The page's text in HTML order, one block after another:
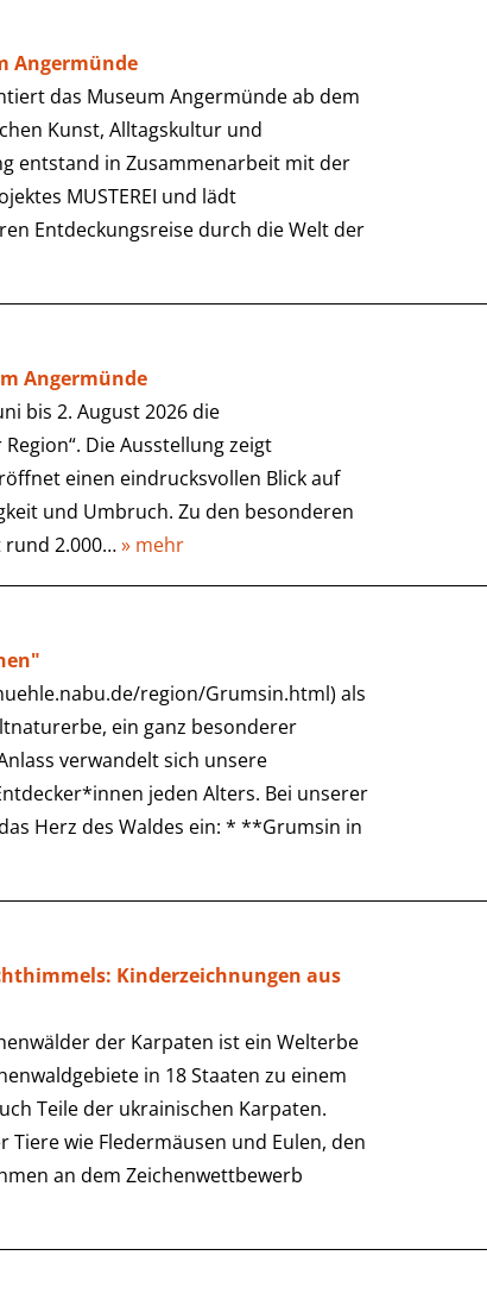
Angermünde
das Museum Angermünde ab dem
Kunst, Alltagskultur und
entstand in Zusammenarbeit mit der
MUSTEREI und lädt
Entdeckungsreise durch die Welt der
Angermünde
bis 2. August 2026 die
Die Ausstellung zeigt
einen eindrucksvollen Blick auf
und Umbruch. Zu den besonderen
rund 2.000…» mehr
region/Grumsin.html) als
ein ganz besonderer
verwandelt sich unsere
jeden Alters. Bei unserer
Herz des Waldes ein: * **Grumsin in
Kinderzeichnungen aus
der Karpaten ist ein Welterbe
in 18 Staaten zu einem
Teile der ukrainischen Karpaten.
wie Fledermäusen und Eulen, den
an dem Zeichenwettbewerb